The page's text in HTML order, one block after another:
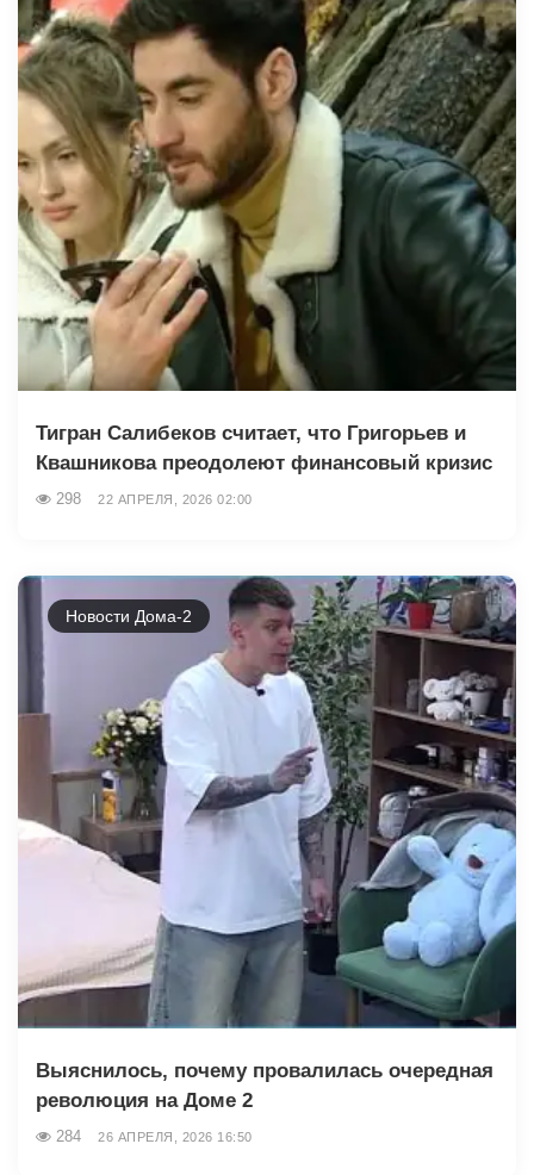
Тигран Салибеков считает, что Григорьев и
Квашникова преодолеют финансовый кризис
298 22 АПРЕЛЯ, 2026 02:00
Новости Дома-2
Выяснилось, почему провалилась очередная
революция на Доме 2
284 26 АПРЕЛЯ, 2026 16:50